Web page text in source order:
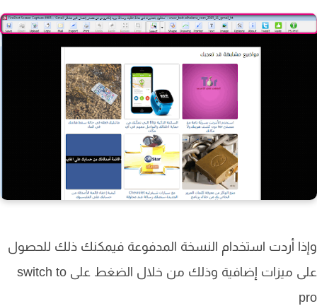
أردت استخدام النسخة المدفوعة فيمكنك ذلك للحصول
على ميزات إضافية وذلك من خلال الضغط على switch to